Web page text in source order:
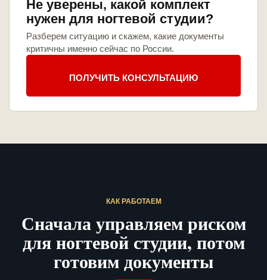
Не уверены, какой комплект
нужен для ногтевой студии?
Разберем ситуацию и скажем, какие документы
критичны именно сейчас по России.
ПОЛУЧИТЬ КОНСУЛЬТАЦИЮ
КАК РАБОТАЕМ
Сначала управляем риском
для ногтевой студии, потом
готовим документы